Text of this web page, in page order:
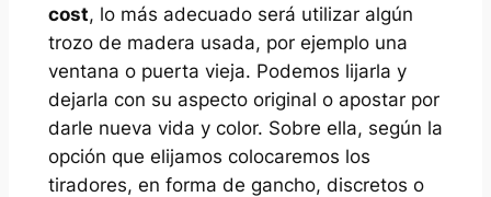
cost, lo más adecuado será utilizar algún
trozo de madera usada, por ejemplo una
ventana o puerta vieja. Podemos lijarla y
dejarla con su aspecto original o apostar por
darle nueva vida y color. Sobre ella, según la
opción que elijamos colocaremos los
tiradores, en forma de gancho, discretos o